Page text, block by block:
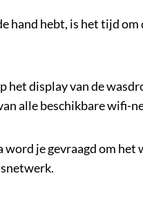
hand hebt, is het tijd
display van de
alle beschikbare wifi-
word je gevraagd om